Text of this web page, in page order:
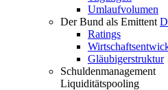
Umlaufvolumen
Der Bund als Emittent
Ratings
Gläubigerstruktur
Schuldenmanagement
Liquiditätspooling